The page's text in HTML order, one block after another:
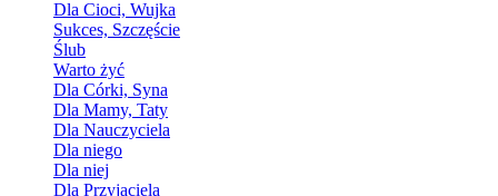
Dla Cioci, Wujka
Sukces, Szczęście
Ślub
Warto żyć
Dla Córki, Syna
Dla Mamy, Taty
Dla Nauczyciela
Dla niego
Dla niej
Dla Przyjaciela